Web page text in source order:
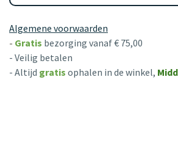
Algemene voorwaarden
- Gratis bezorging vanaf € 75,00
- Veilig betalen
- Altijd gratis ophalen in de winkel,